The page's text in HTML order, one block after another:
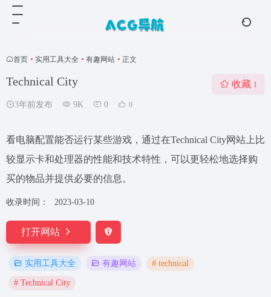
首页 • 实用工具大全 • 有趣网站 • 正文
Technical City
3年前发布 9K 0 0
收藏 1
看电脑配置能否运行某些游戏，通过在Technical City网站上比
较显示卡和处理器的性能和技术特性，可以更轻松地选择购
买的物品并提供必要的信息。
收录时间： 2023-03-10
打开网站
实用工具大全 有趣网站 # technical
# Technical City